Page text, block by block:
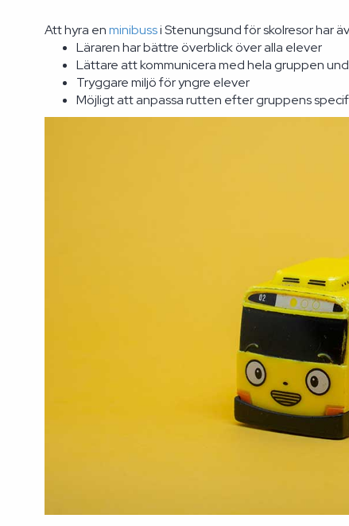
Att hyra enminibussi Stenungsund för skolresor har
Läraren har bättre överblick över alla elever
Lättare att kommunicera med hela gruppen
Tryggare miljö för yngre elever
Möjligt att anpassa rutten efter gruppens